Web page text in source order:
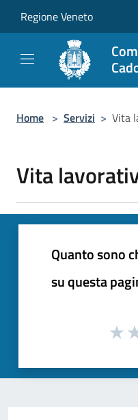
Regione Veneto
Home > Servizi > Vita
Vita
Quanto sono
su questa